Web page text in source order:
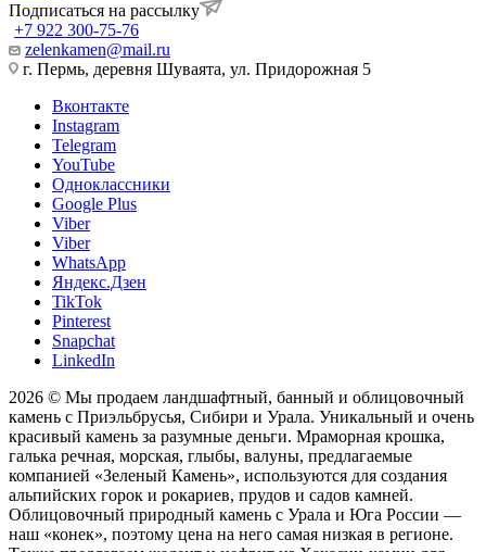
Подписаться на рассылку
+7 922 300-75-76
zelenkamen@mail.ru
г. Пермь, деревня Шуваята, ул. Придорожная 5
Вконтакте
Instagram
Telegram
YouTube
Одноклассники
Google Plus
Viber
Viber
WhatsApp
Яндекс.Дзен
TikTok
Pinterest
Snapchat
LinkedIn
2026 © Мы продаем ландшафтный, банный и облицовочный
камень с Приэльбрусья, Сибири и Урала. Уникальный и очень
красивый камень за разумные деньги. Мраморная крошка,
галька речная, морская, глыбы, валуны, предлагаемые
компанией «Зеленый Камень», используются для создания
альпийских горок и рокариев, прудов и садов камней.
Облицовочный природный камень с Урала и Юга России —
наш «конек», поэтому цена на него самая низкая в регионе.